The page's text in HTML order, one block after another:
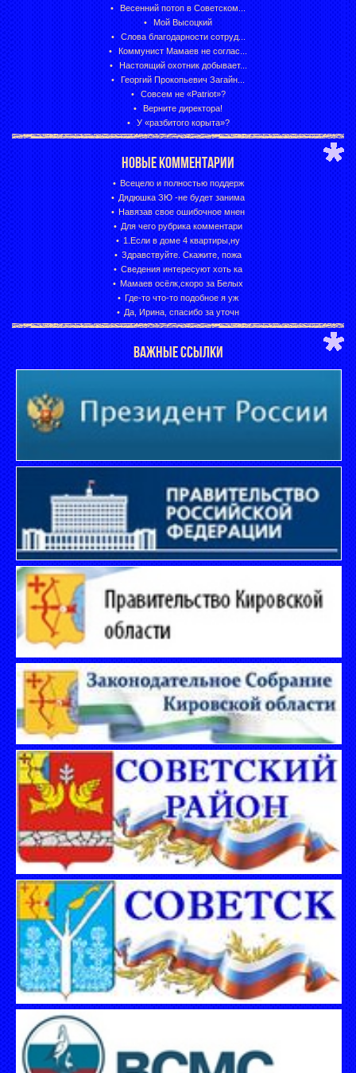
Весенний потоп в Советском...
Мой Высоцкий
Слова благодарности сотруд...
Коммунист Мамаев не соглас...
Настоящий охотник добывает...
Георгий Прокопьевич Загайн...
Совсем не «Patriot»?
Верните директора!
У «разбитого корыта»?
НОВЫЕ КОММЕНТАРИИ
Всецело и полностью поддерж
Дядюшка ЗЮ -не будет занима
Навязав свое ошибочное мнен
Для чего рубрика комментари
1.Если в доме 4 квартиры,ну
Здравствуйте. Скажите, пожа
Сведения интересуют хоть ка
Мамаев осёлк,скоро за Белых
Где-то что-то подобное я уж
Да, Ирина, спасибо за уточн
ВАЖНЫЕ ССЫЛКИ